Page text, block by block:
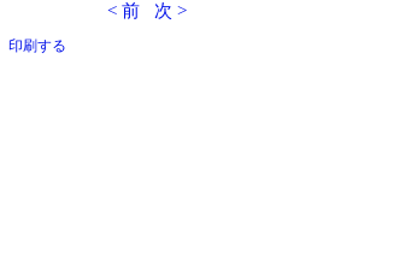
< 前 次 >
印刷する